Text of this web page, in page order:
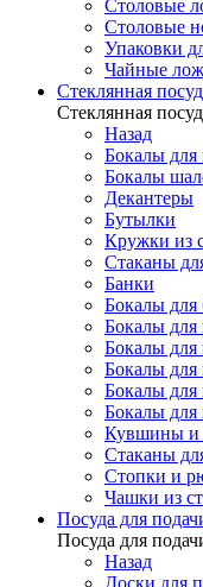
Столовые
Столовые
Упаковки
Чайные
Стеклянная
Стеклянная
Назад
Бокалы для
Бокалы
Декантеры
Бутылки
Кружки из
Стаканы
Банки
Бокалы для
Бокалы для
Бокалы для
Бокалы для
Бокалы для
Бокалы для
Кувшины и
Стаканы
Стопки и
Чашки из
Посуда для
Посуда для
Назад
Доски для